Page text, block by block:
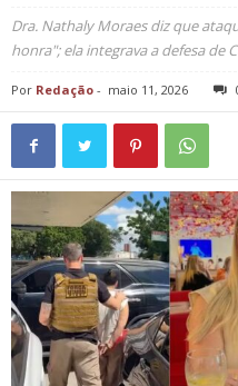
Dra. Nathaly Moraes diz que
honra"; ela integrava a defesa de
Por Redação - maio 11, 2026